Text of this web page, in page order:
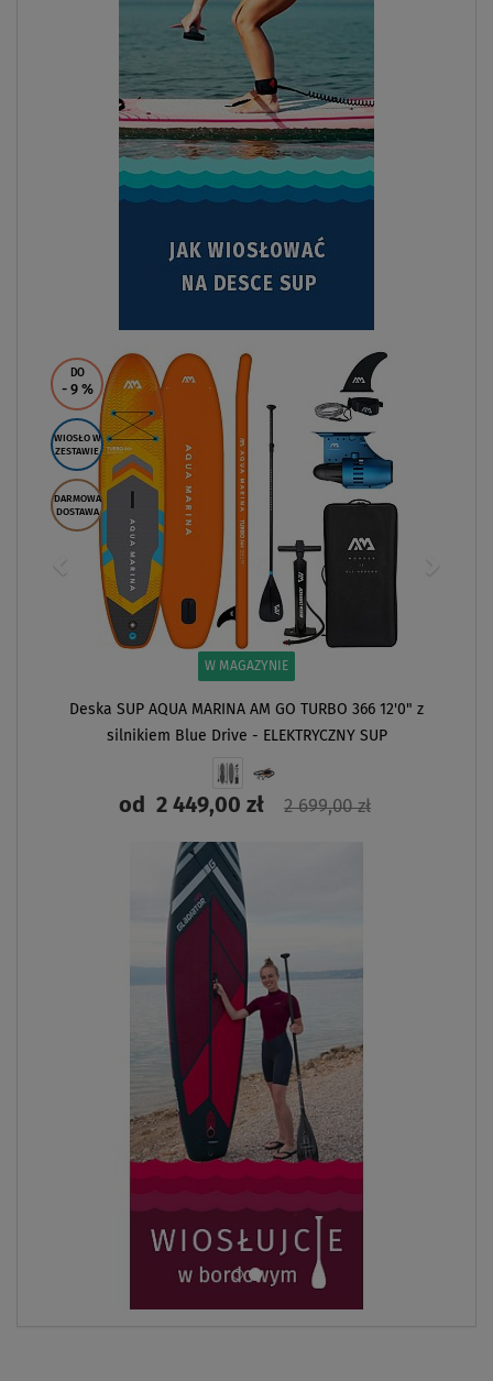
DO
- 9 %
WIOSŁO W
ZESTAWIE
DARMOWA
DOSTAWA
W MAGAZYNIE
Deska SUP AQUA MARINA AM GO TURBO 366 12'0" z
silnikiem Blue Drive - ELEKTRYCZNY SUP
od 2 449,00 zł 2 699,00 zł
ZOBACZ